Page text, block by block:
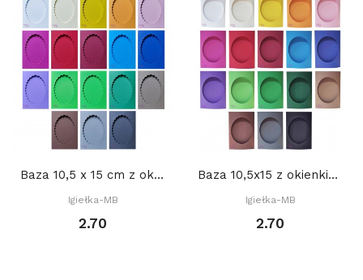
Baza 10,5 x 15 cm z okienkiem 8 x 11 cm OWAL...
Igiełka-MB
2.70
Baza 10,5x15 z okienkiem OWAL 8,5 x 10,5 cm,...
Igiełka-MB
2.70